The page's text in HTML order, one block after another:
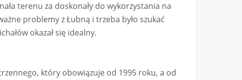
terenu za doskonały do wykorzystania na
problemy z Łubną i trzeba było szukać
okazał się idealny.
który obowiązuje od 1995 roku, a od